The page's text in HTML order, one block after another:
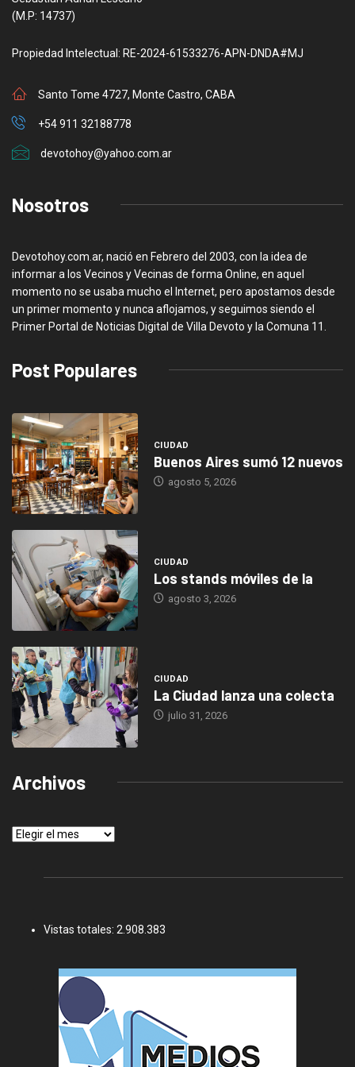
(M.P: 14737)
Propiedad Intelectual: RE-2024-61533276-APN-DNDA#MJ
Santo Tome 4727, Monte Castro, CABA
+54 911 32188778
devotohoy@yahoo.com.ar
Nosotros
Devotohoy.com.ar, nació en Febrero del 2003, con la idea de
informar a los Vecinos y Vecinas de forma Online, en aquel
momento no se usaba mucho el Internet, pero apostamos desde
un primer momento y nunca aflojamos, y seguimos siendo el
Primer Portal de Noticias Digital de Villa Devoto y la Comuna 11.
Post Populares
CIUDAD
Buenos Aires sumó 12 nuevos
agosto 5, 2026
CIUDAD
Los stands móviles de la
agosto 3, 2026
CIUDAD
La Ciudad lanza una colecta
julio 31, 2026
Archivos
Archivos
Vistas totales: 2.908.383